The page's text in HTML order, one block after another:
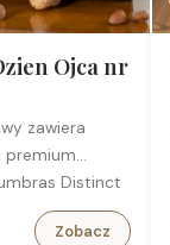
Ojca nr
zawiera
premium
Distinct
w eleganckiej
Zobacz